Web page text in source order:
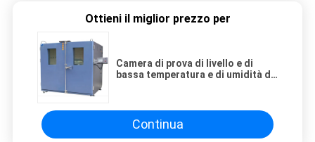
Ottieni il miglior prezzo per
Camera di prova di livello e di
bassa temperatura e di umidità di
Continua